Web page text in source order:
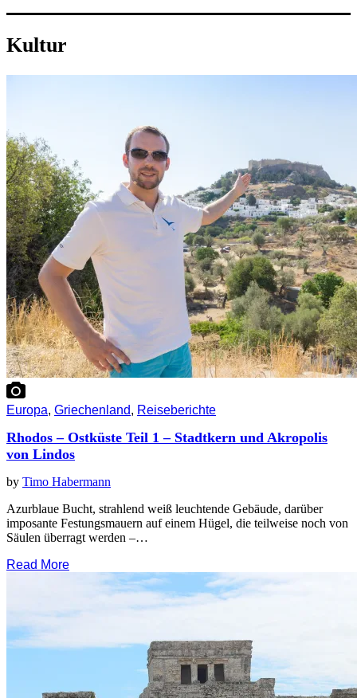
Kultur
Europa, Griechenland, Reiseberichte
Rhodos – Ostküste Teil 1 – Stadtkern und Akropolis
von Lindos
by Timo Habermann
Azurblaue Bucht, strahlend weiß leuchtende Gebäude, darüber
imposante Festungsmauern auf einem Hügel, die teilweise noch von
Säulen überragt werden –…
Read More